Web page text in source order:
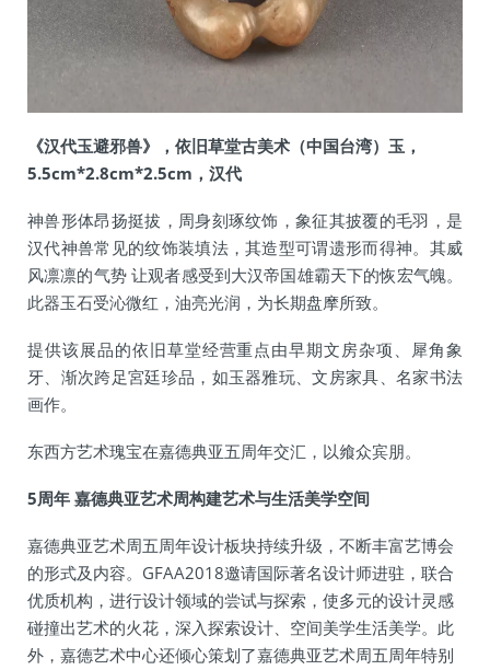
《汉代玉避邪兽》，依旧草堂古美术（中国台湾）玉，
5.5cm*2.8cm*2.5cm，汉代
神兽形体昂扬挺拔，周身刻琢纹饰，象征其披覆的毛羽，是
汉代神兽常见的纹饰装填法，其造型可谓遗形而得神。其威
风凛凛的气势 让观者感受到大汉帝国雄霸天下的恢宏气魄。
此器玉石受沁微红，油亮光润，为长期盘摩所致。
提供该展品的依旧草堂经营重点由早期文房杂项、犀角象
牙、渐次跨足宮廷珍品，如玉器雅玩、文房家具、名家书法
画作。
东西方艺术瑰宝在嘉德典亚五周年交汇，以飨众宾朋。
5周年 嘉德典亚艺术周构建艺术与生活美学空间
嘉德典亚艺术周五周年设计板块持续升级，不断丰富艺博会
的形式及内容。GFAA2018邀请国际著名设计师进驻，联合
优质机构，进行设计领域的尝试与探索，使多元的设计灵感
碰撞出艺术的火花，深入探索设计、空间美学生活美学。此
外，嘉德艺术中心还倾心策划了嘉德典亚艺术周五周年特别